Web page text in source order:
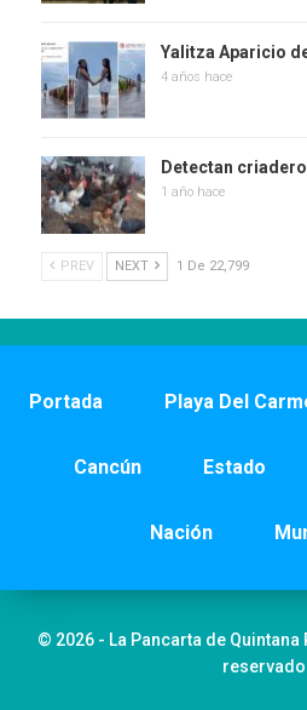
Yalitza Aparicio
4 años hace
Detectan
1 año hace
PREV NEXT 1 De 22,799
Portada Playa Del
Cancún Estado
Nación
© 2026 - La Pancarta de